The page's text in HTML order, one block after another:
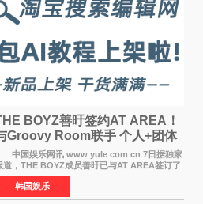
BOYZ善旴签约AT AREA！
Groovy Room联手 个人+团体
活动并行
中国娱乐网讯 www yule com cn 7日据独家
道，THE BOYZ成员善旴已与AT AREA签订了
属合约。AT AREA是由知名制作人组合
Groovy Room创立的hip-hop厂牌，旗下拥有多
实力派音乐人，在韩
韩国娱乐